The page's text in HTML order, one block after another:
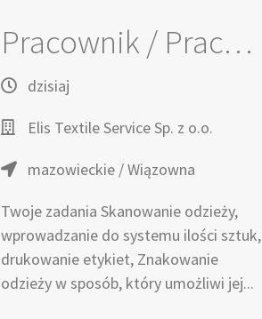
Pracownik / Pracownica Produkcji
dzisiaj
Elis Textile Service Sp. z o.o.
mazowieckie / Wiązowna
Twoje zadania Skanowanie odzieży,
wprowadzanie do systemu ilości sztuk,
drukowanie etykiet, Znakowanie
odzieży w sposób, który umożliwi jej...